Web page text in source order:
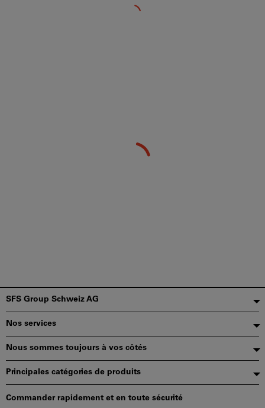
Pied
de
page
SFS Group Schweiz AG
Nos services
Nous sommes toujours à vos côtés
Principales catégories de produits
Commander rapidement et en toute sécurité